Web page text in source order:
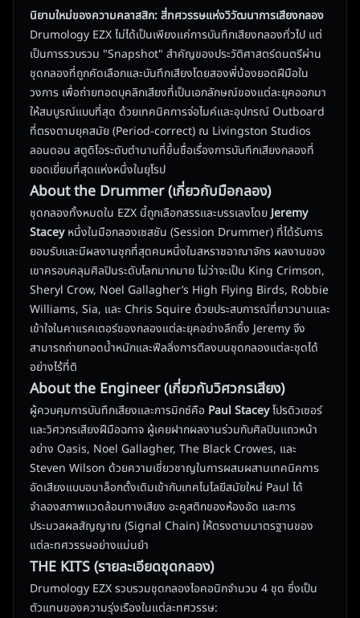
นิยามใหม่ของความคลาสสิก: สี่ทศวรรษแห่งวิวัฒนาการเสียงกลอง
Drumology EZX ไม่ได้เป็นเพียงแค่การบันทึกเสียงกลองทั่วไป แต่
เป็นการรวบรวม "Snapshot" สำคัญของประวัติศาสตร์ดนตรีผ่าน
ชุดกลองที่ถูกคัดเลือกและบันทึกเสียงโดยสองพี่น้องยอดฝีมือใน
วงการ เพื่อถ่ายทอดบุคลิกเสียงที่เป็นเอกลักษณ์ของแต่ละยุคออกมา
ให้สมบูรณ์แบบที่สุด ด้วยเทคนิคการจ่อไมค์และอุปกรณ์ Outboard
ที่ตรงตามยุคสมัย (Period-correct) ณ Livingston Studios
ลอนดอน สตูดิโอระดับตำนานที่ขึ้นชื่อเรื่องการบันทึกเสียงกลองที่
ยอดเยี่ยมที่สุดแห่งหนึ่งในยุโรป
About the Drummer (เกี่ยวกับมือกลอง)
ชุดกลองทั้งหมดใน EZX นี้ถูกเลือกสรรและบรรเลงโดยJeremy
Staceyหนึ่งในมือกลองเซสชัน (Session Drummer) ที่ได้รับการ
ยอมรับและมีผลงานชุกที่สุดคนหนึ่งในสหราชอาณาจักร ผลงานของ
เขาครอบคลุมศิลปินระดับโลกมากมาย ไม่ว่าจะเป็น King Crimson,
Sheryl Crow, Noel Gallagher’s High Flying Birds, Robbie
Williams, Sia, และ Chris Squire ด้วยประสบการณ์ที่ยาวนานและ
เข้าใจในคาแรคเตอร์ของกลองแต่ละยุคอย่างลึกซึ้ง Jeremy จึง
สามารถถ่ายทอดน้ำหนักและฟีลลิ่งการตีลงบนชุดกลองแต่ละชุดได้
อย่างไร้ที่ติ
About the Engineer (เกี่ยวกับวิศวกรเสียง)
ผู้ควบคุมการบันทึกเสียงและการมิกซ์คือ Paul Staceyโปรดิวเซอร์
และวิศวกรเสียงฝีมือฉกาจ ผู้เคยฝากผลงานร่วมกับศิลปินแถวหน้า
อย่าง Oasis, Noel Gallagher, The Black Crowes, และ
Steven Wilson ด้วยความเชี่ยวชาญในการผสมผสานเทคนิคการ
อัดเสียงแบบอนาล็อกดั้งเดิมเข้ากับเทคโนโลยีสมัยใหม่ Paul ได้
จำลองสภาพแวดล้อมทางเสียง อะคูสติกของห้องอัด และการ
ประมวลผลสัญญาณ (Signal Chain) ให้ตรงตามมาตรฐานของ
แต่ละทศวรรษอย่างแม่นยำ
THE KITS (รายละเอียดชุดกลอง)
Drumology EZX รวบรวมชุดกลองไอคอนิกจำนวน 4 ชุด ซึ่งเป็น
ตัวแทนของความรุ่งเรืองในแต่ละทศวรรษ: